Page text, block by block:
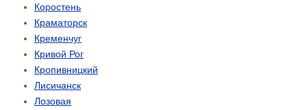
Коростень
Краматорск
Кременчуг
Кривой Рог
Кропивницкий
Лисичанск
Лозовая